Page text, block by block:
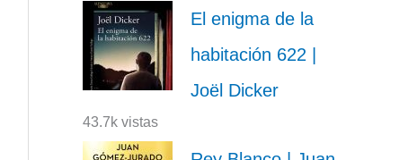
El enigma de la
habitación 622 |
Joël Dicker
43.7k vistas